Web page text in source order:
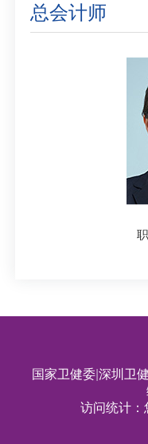
总会计师
国家卫健委 深圳卫
访问统计：